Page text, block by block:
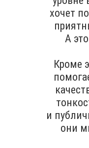
хочет
А
Кроме
и
они